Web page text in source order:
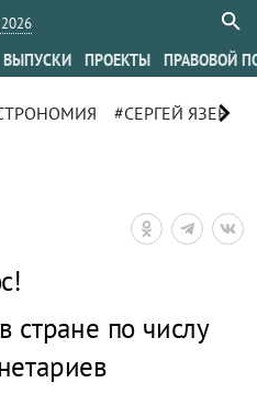
ВЫПУСКИ ПРОЕКТЫ ПРАВОВОЙ
#СЕРГЕЙ ЯЗЕВ
chevron_right
стране по числу